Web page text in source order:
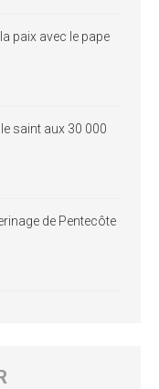
paix avec le pape
saint aux 30 000
de Pentecôte